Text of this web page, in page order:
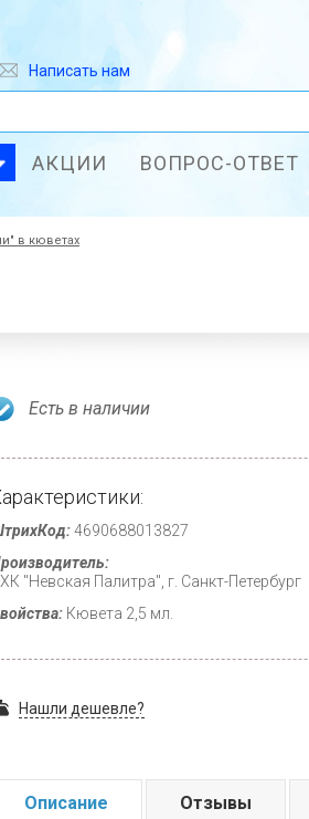
Написать нам
АКЦИИ ВОПРОС-ОТВЕТ
в кюветах
Есть в наличии
4690688013827
"Невская Палитра", г. Санкт-Петербург
Кювета 2,5 мл.
Нашли дешевле?
Описание Отзывы